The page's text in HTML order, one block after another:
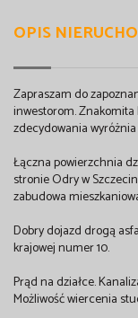
OPIS
Zapraszam do
inwestorom. Znakomita
zdecydowania
Łączna powierzchnia
stronie Odry w
zabudowa
Dobry dojazd drogą
krajowej numer 10.
Prąd na działce.
Możliwość wiercenia